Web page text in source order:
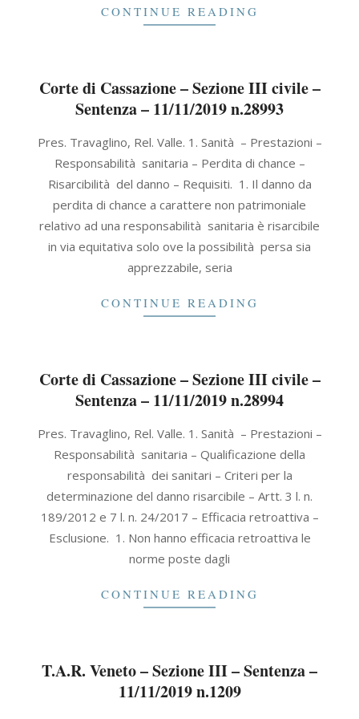
CONTINUE READING
Corte di Cassazione – Sezione III civile –
Sentenza – 11/11/2019 n.28993
11-
Pres. Travaglino, Rel. Valle. 1. Sanità – Prestazioni –
Responsabilità sanitaria – Perdita di chance –
Risarcibilità del danno – Requisiti. 1. Il danno da
perdita di chance a carattere non patrimoniale
relativo ad una responsabilità sanitaria è risarcibile
in via equitativa solo ove la possibilità persa sia
apprezzabile, seria
CONTINUE READING
Corte di Cassazione – Sezione III civile –
Sentenza – 11/11/2019 n.28994
11-
Pres. Travaglino, Rel. Valle. 1. Sanità – Prestazioni –
Responsabilità sanitaria – Qualificazione della
responsabilità dei sanitari – Criteri per la
determinazione del danno risarcibile – Artt. 3 l. n.
189/2012 e 7 l. n. 24/2017 – Efficacia retroattiva –
Esclusione. 1. Non hanno efficacia retroattiva le
norme poste dagli
CONTINUE READING
T.A.R. Veneto – Sezione III – Sentenza –
11/11/2019 n.1209